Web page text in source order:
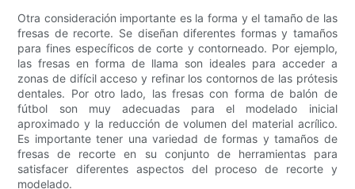
Otra consideración importante es la forma y el tamaño de las
fresas de recorte. Se diseñan diferentes formas y tamaños
para fines específicos de corte y contorneado. Por ejemplo,
las fresas en forma de llama son ideales para acceder a
zonas de difícil acceso y refinar los contornos de las prótesis
dentales. Por otro lado, las fresas con forma de balón de
fútbol son muy adecuadas para el modelado inicial
aproximado y la reducción de volumen del material acrílico.
Es importante tener una variedad de formas y tamaños de
fresas de recorte en su conjunto de herramientas para
satisfacer diferentes aspectos del proceso de recorte y
modelado.